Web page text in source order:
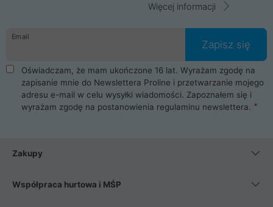
Więcej informacji
Email
Zapisz się
Oświadczam, że mam ukończone 16 lat. Wyrażam zgodę na
zapisanie mnie do Newslettera Proline i przetwarzanie mojego
adresu e-mail w celu wysyłki wiadomości. Zapoznałem się i
wyrażam zgodę na postanowienia regulaminu newslettera.
Zakupy
Współpraca hurtowa i MŚP